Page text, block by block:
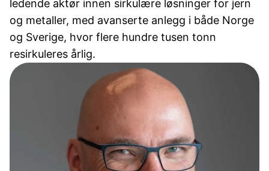
ledende aktør innen sirkulære løsninger for jern
og metaller, med avanserte anlegg i både Norge
og Sverige, hvor flere hundre tusen tonn
resirkuleres årlig.